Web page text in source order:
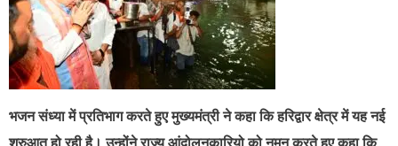
भजन संध्या में प्रतिभाग करते हुए मुख्यमंत्री ने कहा कि हरिद्वार क्षेत्र में यह नई
शुरुआत हो रही है। उन्होंने राज्य आंदोलनकारियो को नमन करते हुए कहा कि